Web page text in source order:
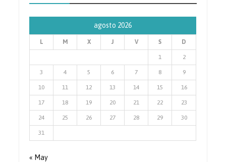
agosto 2026
L M X J V S D
1 2
3 4 5 6 7 8 9
10 11 12 13 14 15 16
17 18 19 20 21 22 23
24 25 26 27 28 29 30
31
« May